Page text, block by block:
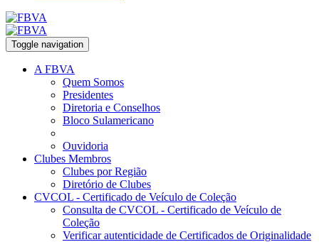
Toggle navigation
A FBVA
Quem Somos
Presidentes
Diretoria e Conselhos
Bloco Sulamericano
Ouvidoria
Clubes Membros
Clubes por Região
Diretório de Clubes
CVCOL - Certificado de Veículo de Coleção
Consulta de CVCOL - Certificado de Veículo de
Coleção
Verificar autenticidade de Certificados de Originalidade